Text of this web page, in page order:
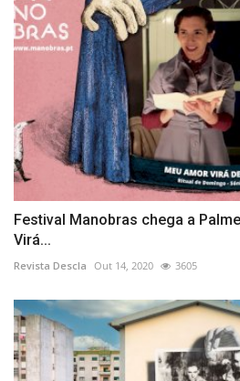
Festival Manobras chega a
Virá...
Revista Descla Out 14, 2020 3605